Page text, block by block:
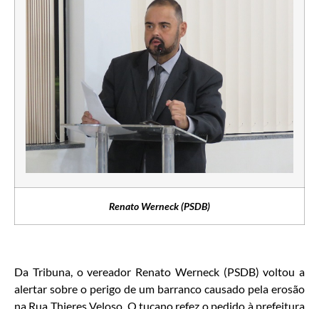
Renato Werneck (PSDB)
Da Tribuna, o vereador Renato Werneck (PSDB) voltou a
alertar sobre o perigo de um barranco causado pela erosão
na Rua Thieres Veloso. O tucano refez o pedido à prefeitura